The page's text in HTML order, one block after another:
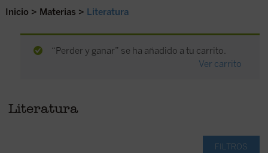
Inicio > Materias > Literatura
“Perder y ganar” se ha añadido a tu carrito.
Ver carrito
Literatura
FILTROS